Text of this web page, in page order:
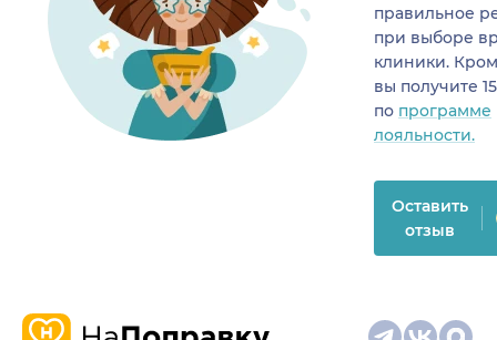
правильное
при выборе
клиники.
вы получите
по программе
лояльности.
Оставить
отзыв